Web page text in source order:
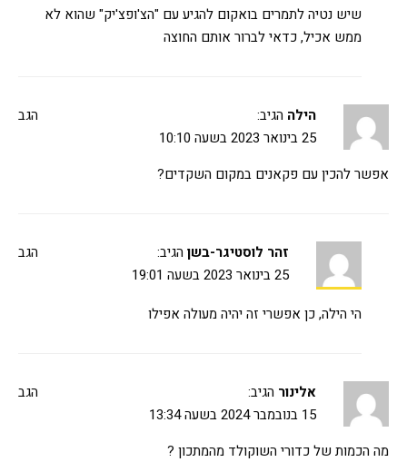
שיש נטיה לתמרים בואקום להגיע עם "הצ'ופצ'יק" שהוא לא
ממש אכיל, כדאי לברור אותם החוצה
הילה הגיב:
25 בינואר 2023 בשעה 10:10
אפשר להכין עם פקאנים במקום השקדים?
הגב
זהר לוסטיגר-בשן הגיב:
25 בינואר 2023 בשעה 19:01
הי הילה, כן אפשרי זה יהיה מעולה אפילו
הגב
אלינור הגיב:
15 בנובמבר 2024 בשעה 13:34
מה הכמות של כדורי השוקולד מהמתכון ?
הגב